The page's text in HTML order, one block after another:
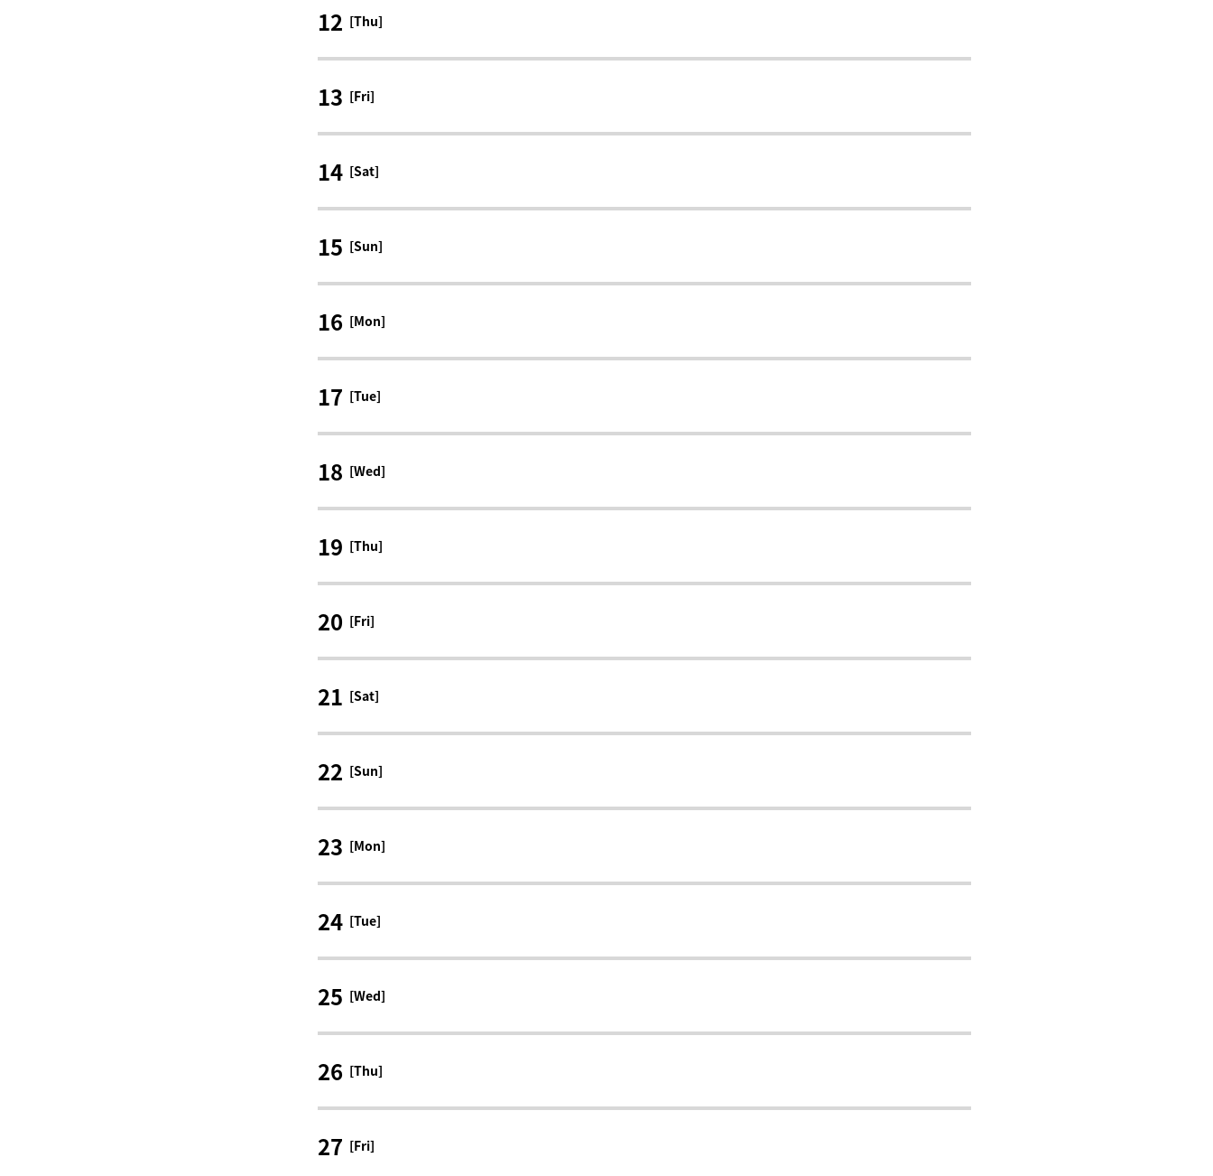
12 [Thu]
13 [Fri]
14 [Sat]
15 [Sun]
16 [Mon]
17 [Tue]
18 [Wed]
19 [Thu]
20 [Fri]
21 [Sat]
22 [Sun]
23 [Mon]
24 [Tue]
25 [Wed]
26 [Thu]
27 [Fri]